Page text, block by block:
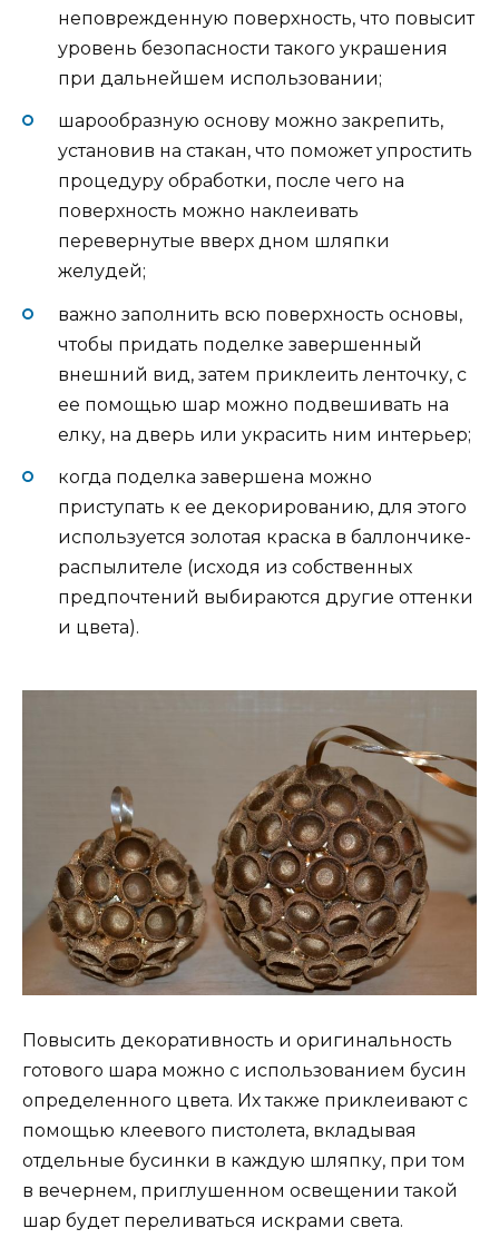
неповрежденную поверхность, что повысит
уровень безопасности такого украшения
при дальнейшем использовании;
шарообразную основу можно закрепить,
установив на стакан, что поможет упростить
процедуру обработки, после чего на
поверхность можно наклеивать
перевернутые вверх дном шляпки
желудей;
важно заполнить всю поверхность основы,
чтобы придать поделке завершенный
внешний вид, затем приклеить ленточку, с
ее помощью шар можно подвешивать на
елку, на дверь или украсить ним интерьер;
когда поделка завершена можно
приступать к ее декорированию, для этого
используется золотая краска в баллончике-
распылителе (исходя из собственных
предпочтений выбираются другие оттенки
и цвета).
Повысить декоративность и оригинальность
готового шара можно с использованием бусин
определенного цвета. Их также приклеивают с
помощью клеевого пистолета, вкладывая
отдельные бусинки в каждую шляпку, при том
в вечернем, приглушенном освещении такой
шар будет переливаться искрами света.